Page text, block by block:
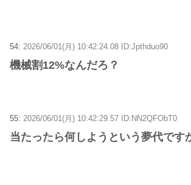
54: 2026/06/01(月) 10:42:24.08 ID:Jpthduo90
機械割12%なんだろ？
55: 2026/06/01(月) 10:42:29.57 ID:NN2QFObT0
当たったら何しようという夢代です